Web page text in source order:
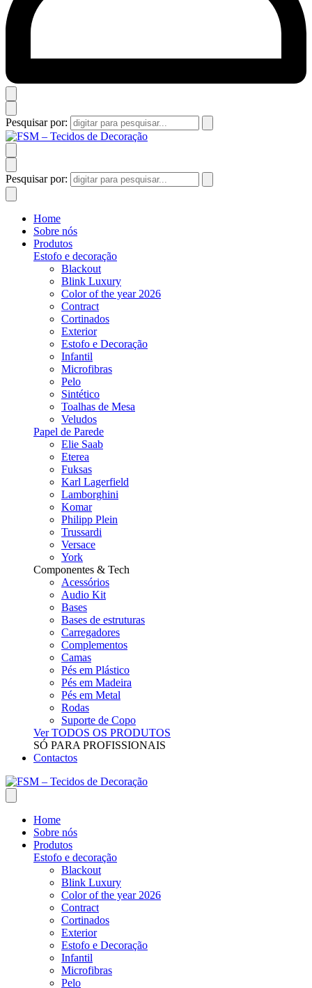
Pesquisar por:
Pesquisar por:
Home
Sobre nós
Produtos
Estofo e decoração
Blackout
Blink Luxury
Color of the year 2026
Contract
Cortinados
Exterior
Estofo e Decoração
Infantil
Microfibras
Pelo
Sintético
Toalhas de Mesa
Veludos
Papel de Parede
Elie Saab
Eterea
Fuksas
Karl Lagerfield
Lamborghini
Komar
Philipp Plein
Trussardi
Versace
York
Componentes & Tech
Acessórios
Audio Kit
Bases
Bases de estruturas
Carregadores
Complementos
Camas
Pés em Plástico
Pés em Madeira
Pés em Metal
Rodas
Suporte de Copo
Ver TODOS OS PRODUTOS
SÓ PARA PROFISSIONAIS
Contactos
Home
Sobre nós
Produtos
Estofo e decoração
Blackout
Blink Luxury
Color of the year 2026
Contract
Cortinados
Exterior
Estofo e Decoração
Infantil
Microfibras
Pelo